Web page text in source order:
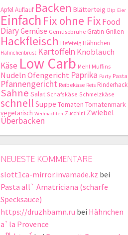
ApfelAuflauf Backen Blätterteig Dip Eier
Einfach Fix ohne FixFood
DiaryGemüse Gemüsebrühe Gratin Grillen
Hackfleisch Hefeteig Hähnchen
Hähnchenbrust Kartoffeln Knoblauch
Käse Low Carb Mehl Muffins
NudelnOfengericht Paprika Party Pasta
Pfannengericht Reibekäse Reis Rinderhack
Sahne Salat Schafskäse Schmelzkäse
schnell Suppe Tomaten Tomatenmark
vegetarisch Weihnachten Zucchini Zwiebel
Überbacken
NEUESTE KOMMENTARE
slott1ca-mirror.invamade.kz bei
Pasta all` Amatriciana (scharfe
Specksauce)
https://druzhbamn.ru bei Hähnchen
a`la Provence